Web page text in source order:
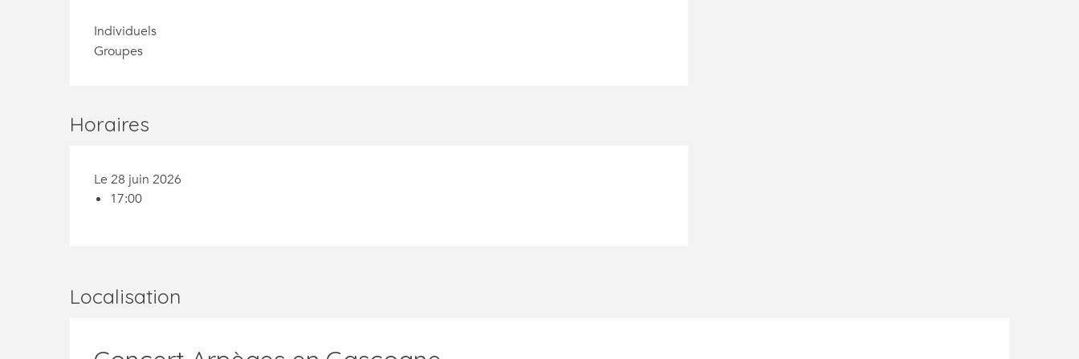
Individuels
Groupes
Horaires
Le 28 juin 2026
17:00
Localisation